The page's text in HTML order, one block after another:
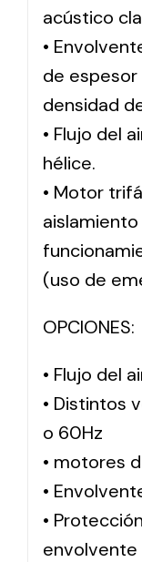
acústico
•
de
densidad
• Flujo del
hélice.
• Motor
(uso de
OPCIONES:
• Flujo del
• Distintos
o 60Hz
• motores
•
•
envolvente